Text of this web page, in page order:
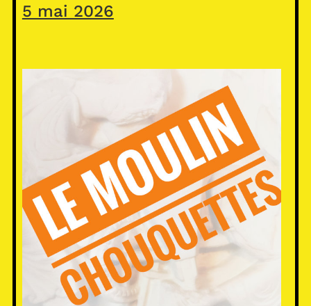
5 mai 2026